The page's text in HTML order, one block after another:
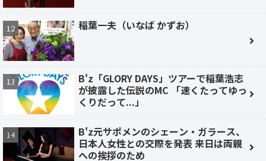
稲葉一夫（いなば かずお）
B'z「GLORY DAYS」ツアーで稲葉浩志
が披露した伝説のMC 「速くたってゆっ
くりだって...」
B'z元サポメンのシェーン・ガラース、
日本人女性との交際を発表 来日は両親
への挨拶のため